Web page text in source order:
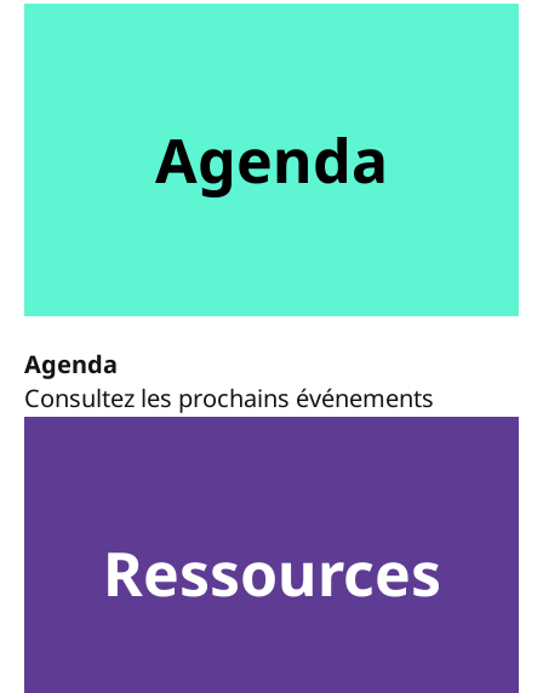
Agenda
Agenda
Consultez les prochains événements
Ressources